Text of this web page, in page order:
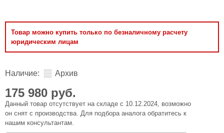
Товар можно купить только по безналичному расчету
юридическим лицам
Наличие: Архив
175 980 руб.
Данный товар отсутствует на складе с 10.12.2024, возможно
он снят с производства. Для подбора аналога обратитесь к
нашим консультантам.